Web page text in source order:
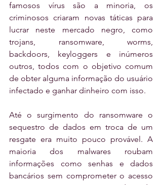
famosos vírus são a minoria, os
criminosos criaram novas táticas para
lucrar neste mercado negro, como
trojans, ransomware, worms,
backdoors, keyloggers e inúmeros
outros, todos com o objetivo comum
de obter alguma informação do usuário
Até o surgimento do ransomware o
sequestro de dados em troca de um
resgate era muito pouco provável. A
maioria dos malwares roubam
informações como senhas e dados
bancários sem comprometer o acesso